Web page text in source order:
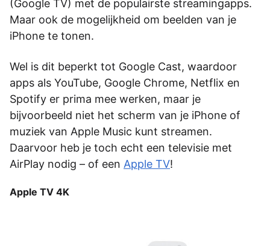
(Google TV) met de populairste streamingapps.
Maar ook de mogelijkheid om beelden van je
iPhone­­­ te tonen.
Wel is dit beperkt tot Google Cast, waardoor
apps als YouTube, Google Chrome,­­­­ Netflix en
Spotify er prima mee werken, maar je
bijvoorbeeld niet het scherm van je iPhone of
muziek van Apple Music kunt streamen.
Daarvoor heb je toch echt een televisie met
AirPlay nodig – of een Apple TV!
Apple TV 4K